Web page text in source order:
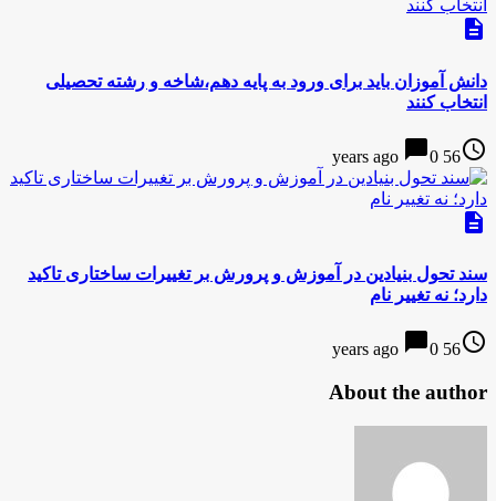
description
دانش آموزان باید برای ورود به پایه دهم،شاخه و رشته تحصیلی
انتخاب کنند
access_time
56 years ago
chat_bubble0
description
سند تحول بنیادین در آموزش و پرورش بر تغییرات ساختاری تاکید
دارد؛ نه تغییر نام
access_time
56 years ago
chat_bubble0
About the author